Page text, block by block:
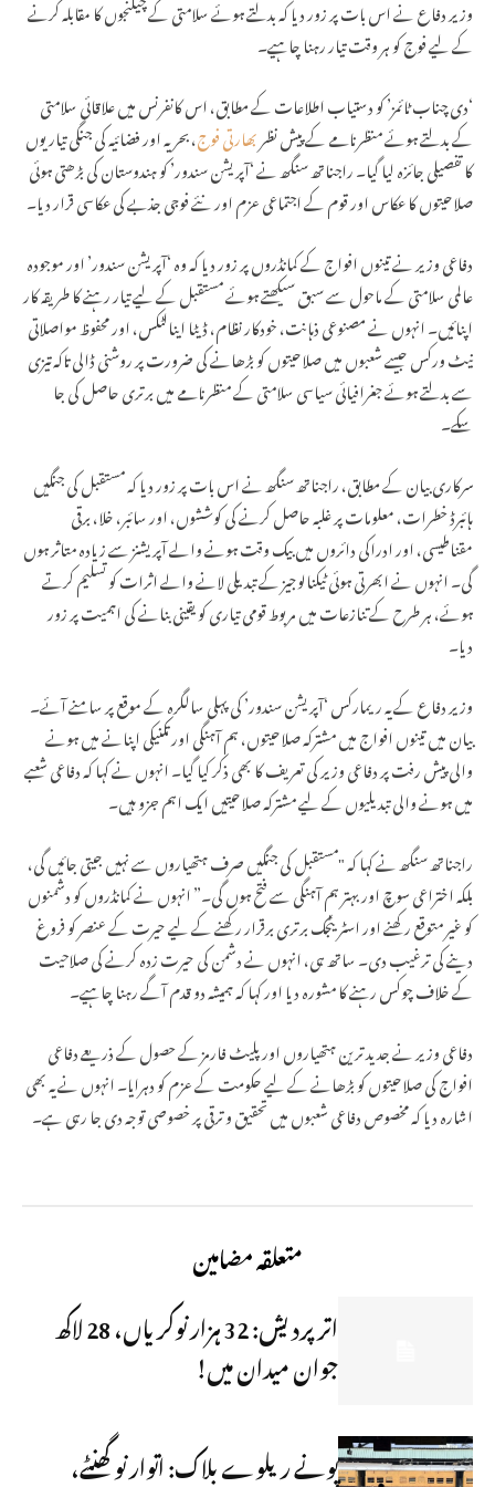
وزیر دفاع نے اس بات پر زور دیا کہ بدلتے ہوئے سلامتی کے چیلنجوں کا مقابلہ کرنے
کے لیے فوج کو ہر وقت تیار رہنا چاہیے۔
‘دی چناب ٹائمز’ کو دستیاب اطلاعات کے مطابق، اس کانفرنس میں علاقائی سلامتی
کے بدلتے ہوئے منظرنامے کے پیش نظربھارتی فوج، بحریہ اور فضائیہ کی جنگی تیاریوں
کا تفصیلی جائزہ لیا گیا۔ راجناتھ سنگھ نے ‘آپریشن سندور’ کو ہندوستان کی بڑھتی ہوئی
صلاحیتوں کا عکاس اور قوم کے اجتماعی عزم اور نئے فوجی جذبے کی عکاسی قرار دیا۔
دفاعی وزیر نے تینوں افواج کے کمانڈروں پر زور دیا کہ وہ ‘آپریشن سندور’ اور موجودہ
عالمی سلامتی کے ماحول سے سبق سیکھتے ہوئے مستقبل کے لیے تیار رہنے کا طریقہ کار
اپنائیں۔ انہوں نے مصنوعی ذہانت، خودکار نظام، ڈیٹا اینالٹکس، اور محفوظ مواصلاتی
نیٹ ورکس جیسے شعبوں میں صلاحیتوں کو بڑھانے کی ضرورت پر روشنی ڈالی تاکہ تیزی
سے بدلتے ہوئے جغرافیائی سیاسی سلامتی کے منظرنامے میں برتری حاصل کی جا
سکے۔
سرکاری بیان کے مطابق، راجناتھ سنگھ نے اس بات پر زور دیا کہ مستقبل کی جنگیں
ہائبرڈ خطرات، معلومات پر غلبہ حاصل کرنے کی کوششوں، اور سائبر، خلا، برقی
مقناطیسی، اور ادراکی دائروں میں بیک وقت ہونے والے آپریشنز سے زیادہ متاثر ہوں
گی۔ انہوں نے ابھرتی ہوئی ٹیکنالوجیز کے تبدیلی لانے والے اثرات کو تسلیم کرتے
ہوئے، ہر طرح کے تنازعات میں مربوط قومی تیاری کو یقینی بنانے کی اہمیت پر زور
دیا۔
وزیر دفاع کے یہ ریمارکس ‘آپریشن سندور’ کی پہلی سالگرہ کے موقع پر سامنے آئے۔
بیان میں تینوں افواج میں مشترکہ صلاحیتوں، ہم آہنگی اور تکنیکی اپنانے میں ہونے
والی پیش رفت پر دفاعی وزیر کی تعریف کا بھی ذکر کیا گیا۔ انہوں نے کہا کہ دفاعی شعبے
میں ہونے والی تبدیلیوں کے لیے مشترکہ صلاحیتیں ایک اہم جزو ہیں۔
راجناتھ سنگھ نے کہا کہ "مستقبل کی جنگیں صرف ہتھیاروں سے نہیں جیتی جائیں گی،
بلکہ اختراعی سوچ اور بہتر ہم آہنگی سے فتح ہوں گی۔” انہوں نے کمانڈروں کو دشمنوں
کو غیر متوقع رکھنے اور اسٹریٹجک برتری برقرار رکھنے کے لیے حیرت کے عنصر کو فروغ
دینے کی ترغیب دی۔ ساتھ ہی، انہوں نے دشمن کی حیرت زدہ کرنے کی صلاحیت
کے خلاف چوکس رہنے کا مشورہ دیا اور کہا کہ ہمیشہ دو قدم آگے رہنا چاہیے۔
دفاعی وزیر نے جدید ترین ہتھیاروں اور پلیٹ فارمز کے حصول کے ذریعے دفاعی
افواج کی صلاحیتوں کو بڑھانے کے لیے حکومت کے عزم کو دہرایا۔ انہوں نے یہ بھی
اشارہ دیا کہ مخصوص دفاعی شعبوں میں تحقیق و ترقی پر خصوصی توجہ دی جا رہی ہے۔
متعلقہ مضامین
اتر پردیش: 32 ہزار نوکریاں، 28 لاکھ
جوان میدان میں!
پونے ریلوے بلاک: اتوار نو گھنٹے،